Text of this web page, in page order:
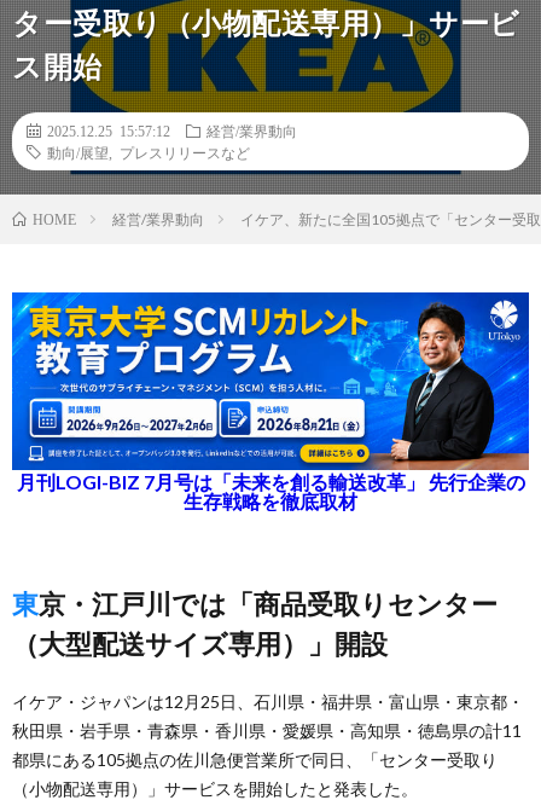
ター受取り（小物配送専用）」サービ
ス開始
2025.12.25 15:57:12
経営/業界動向
動向/展望
プレスリリースなど
HOME 経営/業界動向 イケア、新たに全国105拠点で「センター受
月刊LOGI-BIZ 7月号は「未来を創る輸送改革」 先行企業の
生存戦略を徹底取材
東京・江戸川では「商品受取りセンター
（大型配送サイズ専用）」開設
イケア・ジャパンは12月25日、石川県・福井県・富山県・東京都・
秋田県・岩手県・青森県・香川県・愛媛県・高知県・徳島県の計11
都県にある105拠点の佐川急便営業所で同日、「センター受取り
（小物配送専用）」サービスを開始したと発表した。